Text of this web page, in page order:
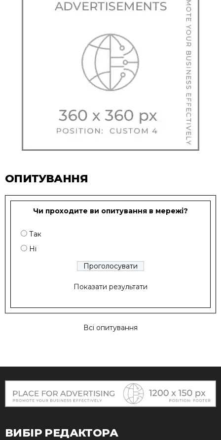
ОПИТУВАННЯ
Чи проходите ви опитування в мережі?
Так
Ні
Показати результати
Всі опитування
ВИБІР РЕДАКТОРА